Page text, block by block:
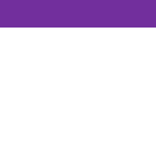
direct